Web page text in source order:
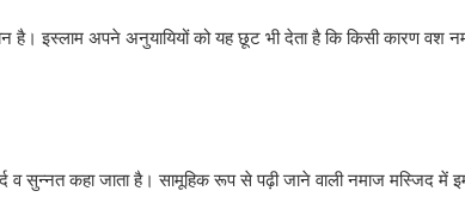
इस्‍लाम अपने अनुयायियों को यह छूट भी देता है कि किसी कारण वश
सुन्‍नत कहा जाता है। सामूहिक रूप से पढ़ी जाने वाली नमाज मस्जिद में